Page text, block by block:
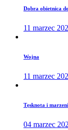
Dobra obietnica
11 marzec
Wojna
11 marzec
Tęsknota i
04 marzec